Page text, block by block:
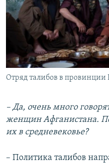
Отряд талибов в провинции
– Да, очень много
женщин Афганистана.
их в средневековье?
– Политика талибов